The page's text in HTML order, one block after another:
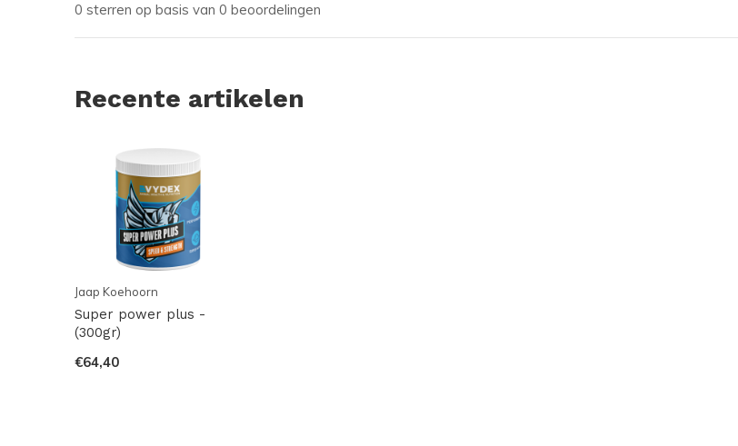
0 sterren op basis van 0 beoordelingen
Recente artikelen
Jaap Koehoorn
Super power plus -
(300gr)
€64,40